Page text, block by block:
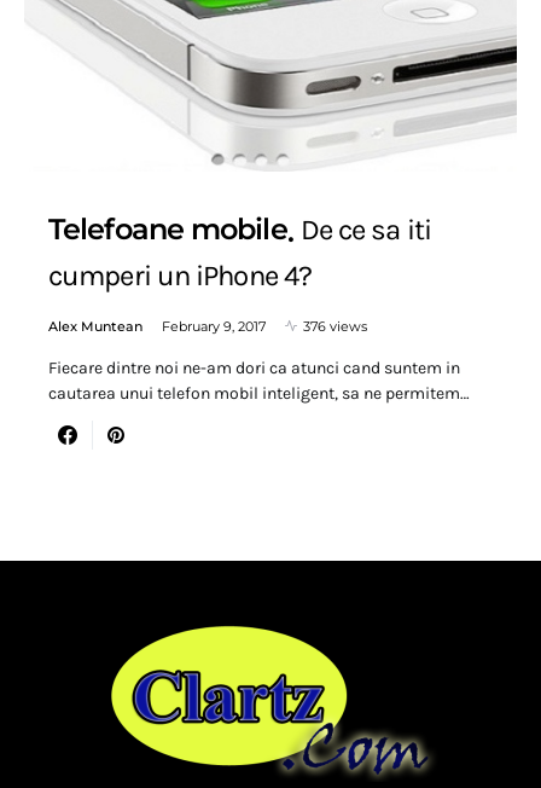
Telefoane mobile De ce sa iti
cumperi un iPhone 4?
Alex Muntean February 9, 2017 376 views
Fiecare dintre noi ne-am dori ca atunci cand suntem in
cautarea unui telefon mobil inteligent, sa ne permitem…